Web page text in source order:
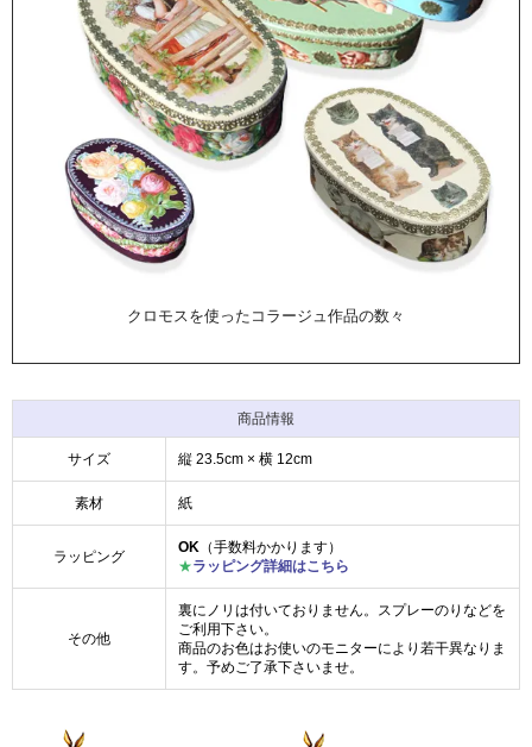
クロモスを使ったコラージュ作品の数々
商品情報
サイズ 縦 23.5cm × 横 12cm
素材 紙
ラッピング
OK （手数料かかります）
★ラッピング詳細はこちら
その他
裏にノリは付いておりません。スプレーのりなどを
ご利用下さい。
商品のお色はお使いのモニターにより若干異なりま
す。予めご了承下さいませ。